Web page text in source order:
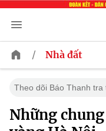
/ Nhà đất
Theo dõi Báo Thanh tra
Những